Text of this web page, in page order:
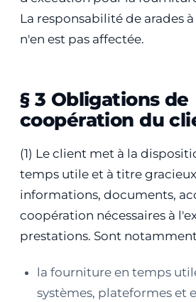
La responsabilité de arades
n'en est pas affectée.
§ 3 Obligations de
coopération du
(1) Le client met à la
temps utile et à titre
informations, documents,
coopération nécessaires à
prestations. Sont
la fourniture en temps
systèmes, plateformes et